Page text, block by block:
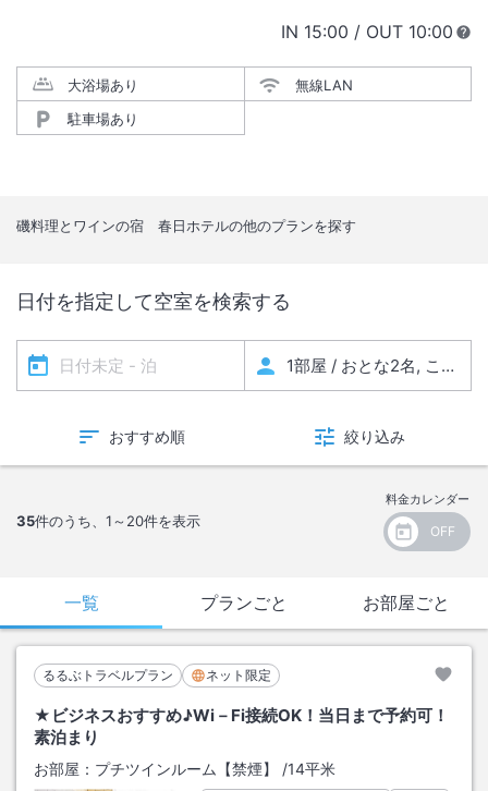
IN チェックイン
15:00 / OUT チェック
10:00
大浴場あり
無線LAN
駐車場あり
磯料理とワインの宿 春日ホテルの他のプランを探す
日付を指定して空室を検索する
おすすめ順 絞り込み
35件のうち、 1～20件を表示
料金カレンダー
一覧 プランごと お部屋ごと
るるぶトラベルプラン ネット限定
★ビジネスおすすめ♪Wi－Fi接続OK！当日まで予約可！
素泊まり
お部屋： プチツインルーム【禁煙】 /14平米